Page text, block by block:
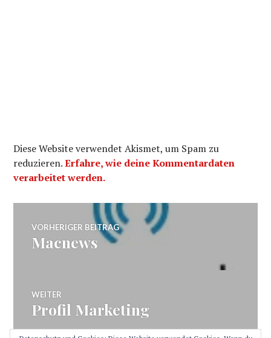
Diese Website verwendet Akismet, um Spam zu
reduzieren.Erfahre, wie deine Kommentardaten
verarbeitet werden.
Beitragsnavigation
VORHERIGER BEITRAG
Vorheriger
Macnews
WEITER
Nächster
Profil Marketing